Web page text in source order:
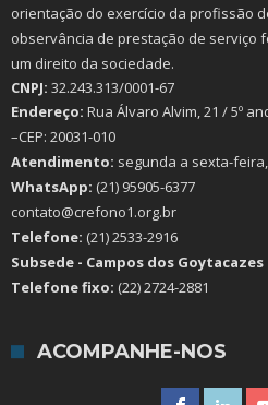
orientação do exercício da profissão
observância de prestação de serviço
um direito da sociedade.
CNPJ: 32.243.313/0001-67
Endereço: Rua Álvaro Alvim, 21 / 5º
–CEP: 20031-010
Atendimento: segunda a sexta-
WhatsApp: (21) 95905-6377
contato@crefono1.org.br
Telefone: (21) 2533-2916
Subsede - Campos dos Goytacazes
Telefone fixo: (22) 2724-2881
ACOMPANHE-NOS